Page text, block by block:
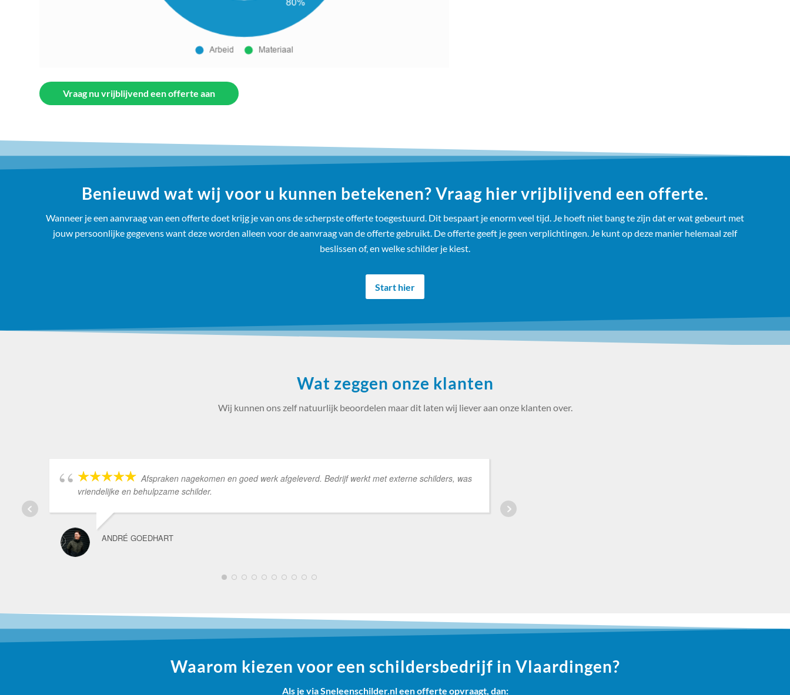
Vraag nu vrijblijvend een offerte aan
Benieuwd wat wij voor u kunnen betekenen? Vraag hier vrijblijvend een offerte.
Wanneer je een aanvraag van een offerte doet krijg je van ons de scherpste offerte toegestuurd. Dit bespaart je enorm veel tijd. Je hoeft niet bang te zijn dat er wat gebeurt met
jouw persoonlijke gegevens want deze worden alleen voor de aanvraag van de offerte gebruikt. De offerte geeft je geen verplichtingen. Je kunt op deze manier helemaal zelf
beslissen of, en welke schilder je kiest.
Start hier
Wat zeggen onze klanten
Wij kunnen ons zelf natuurlijk beoordelen maar dit laten wij liever aan onze klanten over.
Afspraken nagekomen en goed werk afgeleverd. Bedrijf werkt met externe schilders, was
vriendelijke en behulpzame schilder.
ANDRÉ GOEDHART
Waarom kiezen voor een schildersbedrijf in Vlaardingen?
Als je via Sneleenschilder.nl een offerte opvraagt, dan: